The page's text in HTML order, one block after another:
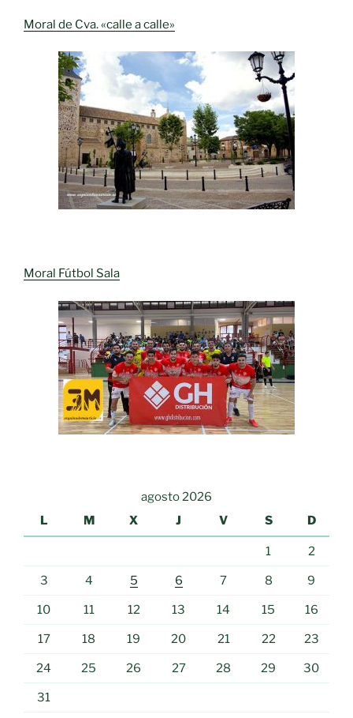
Moral de Cva. «calle a calle»
Moral Fútbol Sala
agosto 2026
L
M X J V S D
1 2
3 4 5 6 7 8 9
10 11 12 13 14 15 16
17 18 19 20 21 22 23
24 25 26 27 28 29 30
31